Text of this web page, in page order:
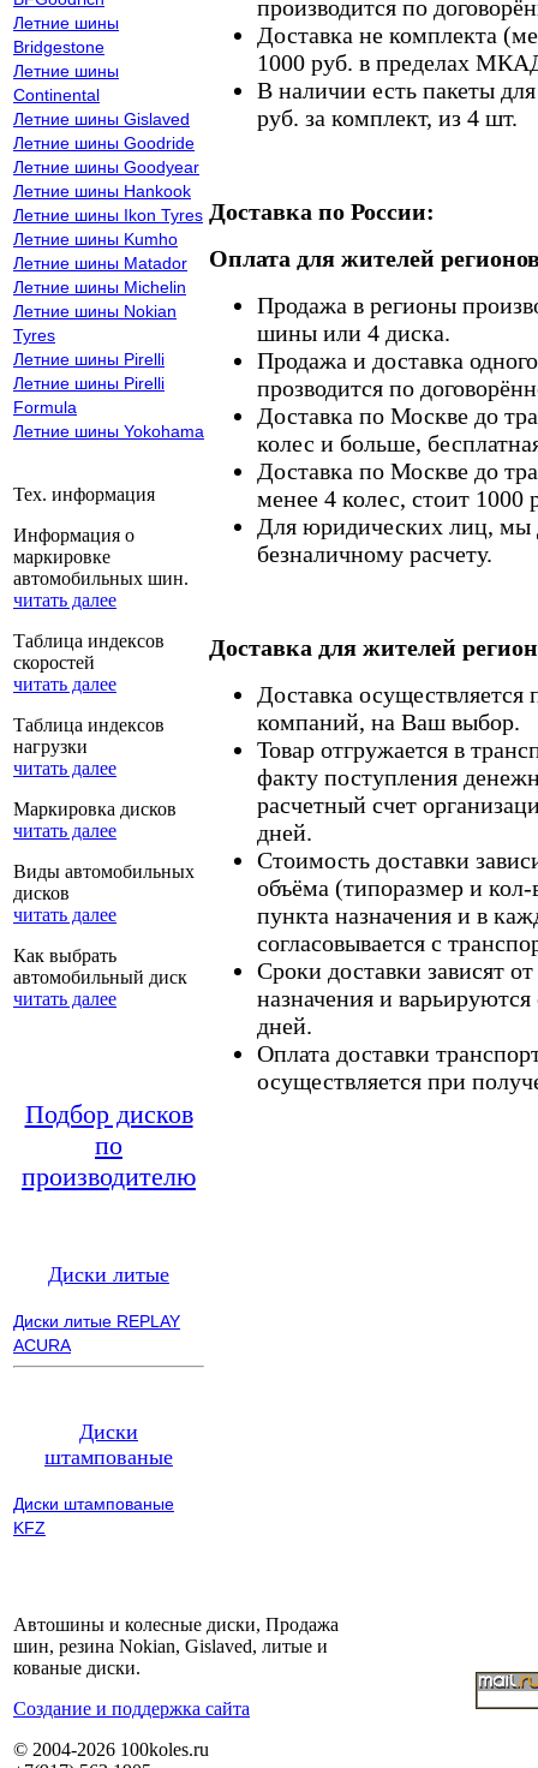
Летние шины
Bridgestone
Летние шины
Continental
Летние шины Gislaved
Летние шины Goodride
Летние шины Goodyear
Летние шины Hankook
Летние шины Ikon Tyres
Летние шины Kumho
Летние шины Matador
Летние шины Michelin
Летние шины Nokian
Tyres
Летние шины Pirelli
Летние шины Pirelli
Formula
Летние шины Yokohama
Тех. информация
Информация о
маркировке
автомобильных шин.
читать далее
Таблица индексов
скоростей
читать далее
Таблица индексов
нагрузки
читать далее
Маркировка дисков
читать далее
Виды автомобильных
дисков
читать далее
Как выбрать
автомобильный диск
читать далее
Подбор дисков
по
производителю
Диски литые
Диски литые REPLAY
ACURA
Диски
штампованые
Диски штампованые
KFZ
производится по
Доставка не комплекта
1000 руб. в пределах
В наличии есть пакеты
руб. за комплект, из 4 шт.
Доставка по России:
Оплата для жителей
Продажа в регионы
шины или 4 диска.
Продажа и доставка
прозводится по
Доставка по Москве до
колес и больше,
Доставка по Москве до
менее 4 колес, стоит 1000
Для юридических лиц, мы
безналичному расчету.
Доставка для жителей
Доставка
компаний, на Ваш выбор.
Товар отгружается в
факту поступления
расчетный счет
дней.
Стоимость доставки
объёма (типоразмер и кол-
пункта назначения и в
согласовывается с
Сроки доставки зависят
назначения и
дней.
Оплата доставки
осуществляется при
Автошины и колесные диски, Продажа
шин, резина Nokian, Gislaved, литые и
кованые диски.
Cоздание и поддержка сайта
© 2004-2026 100koles.ru